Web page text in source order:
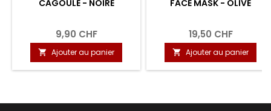
CAGOULE - NOIRE
9,90 CHF
 Ajouter au panier
FACE MASK - OLIVE
19,50 CHF
 Ajouter au panier